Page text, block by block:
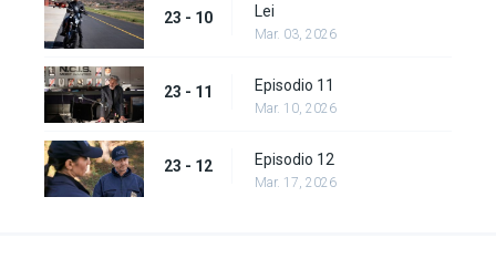
23 - 10 Lei
Mar. 03, 2026
23 - 11 Episodio 11
Mar. 10, 2026
23 - 12 Episodio 12
Mar. 17, 2026